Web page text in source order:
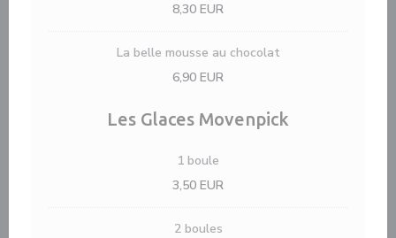
8,30 EUR
La belle mousse au chocolat
6,90 EUR
Les Glaces Movenpick
1 boule
3,50 EUR
2 boules